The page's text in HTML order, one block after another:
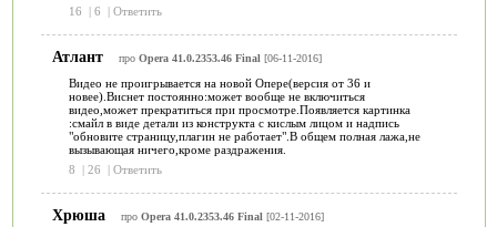
16
| 6 | Ответить
Атлант про Opera 41.0.2353.46 Final [06-11-2016]
Видео не проигрывается на новой Опере(версия от 36 и
новее).Виснет постоянно:может вообще не включиться
видео,может прекратиться при просмотре.Появляется картинка
:смайл в виде детали из конструкта с кислым лицом и надпись
"обновите страницу,плагин не работает".В общем полная лажа,не
вызывающая ничего,кроме раздражения.
8
| 26 | Ответить
Хрюша про Opera 41.0.2353.46 Final [02-11-2016]